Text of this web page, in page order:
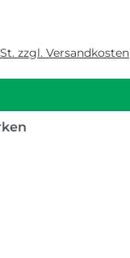
zzgl. Versandkosten